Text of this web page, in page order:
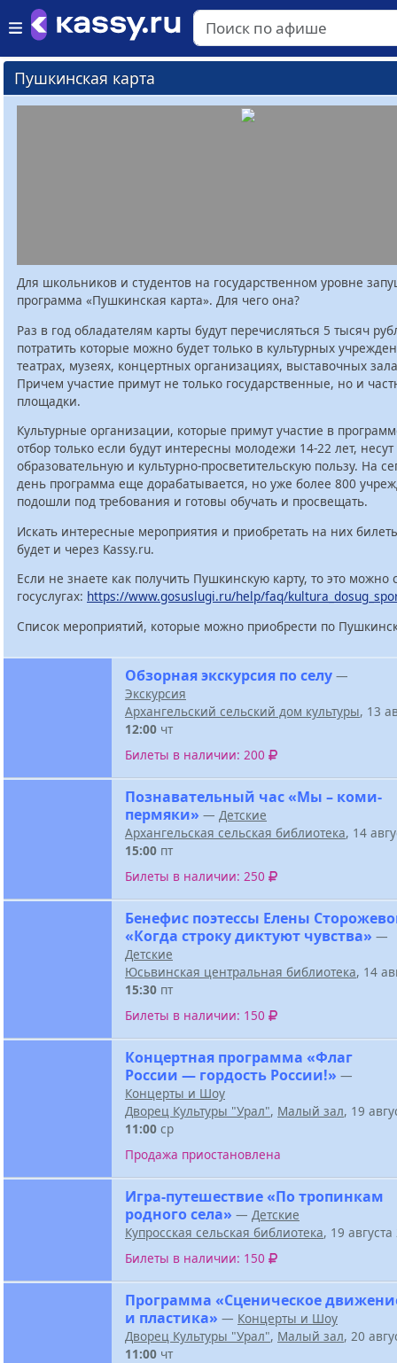
Пушкинская карта
Для школьников и студентов на государственном уровне
программа «Пушкинская карта». Для чего она?
Раз в год обладателям карты будут перечисляться 5 тысяч
потратить которые можно будет только в культурных
театрах, музеях, концертных организациях, выставочных
Причем участие примут не только государственные, но и
площадки.
Культурные организации, которые примут участие в
отбор только если будут интересны молодежи 14-22 лет,
образовательную и культурно-просветительскую пользу. На
день программа еще дорабатывается, но уже более 800
подошли под требования и готовы обучать и просвещать.
Искать интересные мероприятия и приобретать на них
будет и через Kassy.ru.
Если не знаете как получить Пушкинскую карту, то это можно
госуслугах: https://www.gosuslugi.ru/help/faq/
Список мероприятий, которые можно приобрести по
Обзорная экскурсия по селу —
Экскурсия
Архангельский сельский дом культуры, 13
12:00 чт
Билеты в наличии: 200
Познавательный час «Мы – коми-
пермяки» — Детские
Архангельская сельская библиотека, 14
15:00 пт
Билеты в наличии: 250
Бенефис поэтессы Елены
«Когда строку диктуют чувства» —
Детские
Юсьвинская центральная библиотека, 14
15:30 пт
Билеты в наличии: 150
Концертная программа «Флаг
России — гордость России!» —
Концерты и Шоу
Дворец Культуры "Урал", Малый зал, 19
11:00 ср
Продажа приостановлена
Игра-путешествие «По тропинкам
родного села» — Детские
Купросская сельская библиотека, 19
Билеты в наличии: 150
Программа «Сценическое
и пластика» — Концерты и Шоу
Дворец Культуры "Урал", Малый зал, 20
11:00 чт